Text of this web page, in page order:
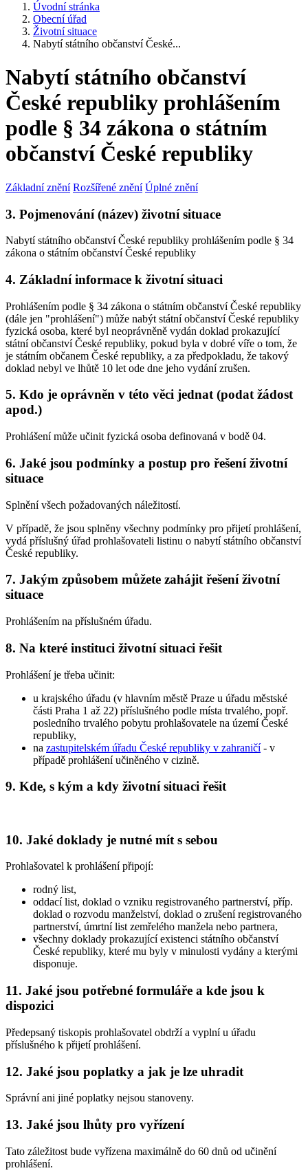
Úvodní stránka
Obecní úřad
Životní situace
Nabytí státního občanství České...
Nabytí státního občanství
České republiky prohlášením
podle § 34 zákona o státním
občanství České republiky
Základní znění Rozšířené znění Úplné znění
3. Pojmenování (název) životní situace
Nabytí státního občanství České republiky prohlášením podle § 34
zákona o státním občanství České republiky
4. Základní informace k životní situaci
Prohlášením podle § 34 zákona o státním občanství České republiky
(dále jen "prohlášení") může nabýt státní občanství České republiky
fyzická osoba, které byl neoprávněně vydán doklad prokazující
státní občanství České republiky, pokud byla v dobré víře o tom, že
je státním občanem České republiky, a za předpokladu, že takový
doklad nebyl ve lhůtě 10 let ode dne jeho vydání zrušen.
5. Kdo je oprávněn v této věci jednat (podat žádost
apod.)
Prohlášení může učinit fyzická osoba definovaná v bodě 04.
6. Jaké jsou podmínky a postup pro řešení životní
situace
Splnění všech požadovaných náležitostí.
V případě, že jsou splněny všechny podmínky pro přijetí prohlášení,
vydá příslušný úřad prohlašovateli listinu o nabytí státního občanství
České republiky.
7. Jakým způsobem můžete zahájit řešení životní
situace
Prohlášením na příslušném úřadu.
8. Na které instituci životní situaci řešit
Prohlášení je třeba učinit:
u krajského úřadu (v hlavním městě Praze u úřadu městské
části Praha 1 až 22) příslušného podle místa trvalého, popř.
posledního trvalého pobytu prohlašovatele na území České
republiky,
na zastupitelském úřadu České republiky v zahraničí- v
případě prohlášení učiněného v cizině.
9. Kde, s kým a kdy životní situaci řešit
10. Jaké doklady je nutné mít s sebou
Prohlašovatel k prohlášení připojí:
rodný list,
oddací list, doklad o vzniku registrovaného partnerství, příp.
doklad o rozvodu manželství, doklad o zrušení registrovaného
partnerství, úmrtní list zemřelého manžela nebo partnera,
všechny doklady prokazující existenci státního občanství
České republiky, které mu byly v minulosti vydány a kterými
disponuje.
11. Jaké jsou potřebné formuláře a kde jsou k
dispozici
Předepsaný tiskopis prohlašovatel obdrží a vyplní u úřadu
příslušného k přijetí prohlášení.
12. Jaké jsou poplatky a jak je lze uhradit
Správní ani jiné poplatky nejsou stanoveny.
13. Jaké jsou lhůty pro vyřízení
Tato záležitost bude vyřízena maximálně do 60 dnů od učinění
prohlášení.